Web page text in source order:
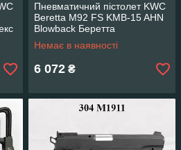
Пневматичний пістолет KWC
Beretta M92 FS KMB-15 AHN
Blowback Беретта
автоматичний вогонь блоубек
Немає в наявності
6 072 ₴